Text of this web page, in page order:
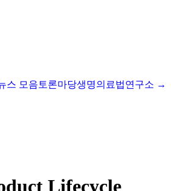
스 모음 토론마당생명의료법연구소 →
Lifecycle